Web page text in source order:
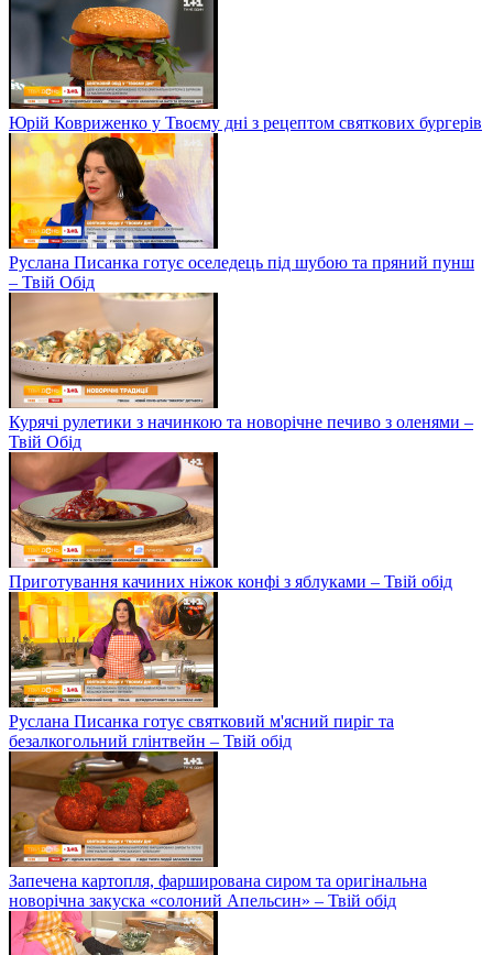
Юрій Ковриженко у Твоєму дні з рецептом святкових бургерів
Руслана Писанка готує оселедець під шубою та пряний пунш
– Твій Обід
Курячі рулетики з начинкою та новорічне печиво з оленями –
Твій Обід
Приготування качиних ніжок конфі з яблуками – Твій обід
Руслана Писанка готує святковий м'ясний пиріг та
безалкогольний глінтвейн – Твій обід
Запечена картопля, фарширована сиром та оригінальна
новорічна закуска «солоний Апельсин» – Твій обід